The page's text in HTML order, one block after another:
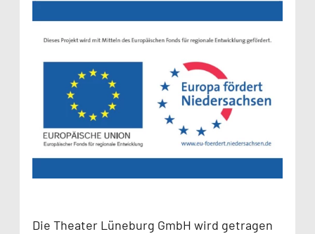
Die Theater Lüneburg GmbH wird getragen